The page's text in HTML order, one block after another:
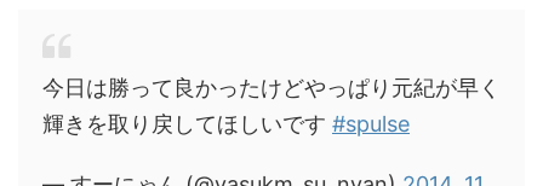
今日は勝って良かったけどやっぱり元紀が早く
輝きを取り戻してほしいです #spulse